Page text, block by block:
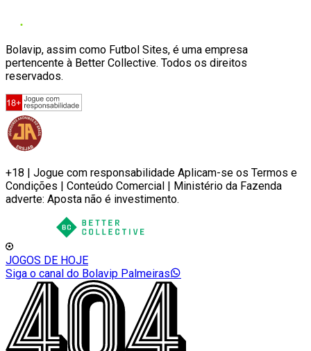
Bolavip, assim como Futbol Sites, é uma empresa
pertencente à Better Collective. Todos os direitos
reservados.
+18 | Jogue com responsabilidade Aplicam-se os Termos e
Condições | Conteúdo Comercial | Ministério da Fazenda
adverte: Aposta não é investimento.
JOGOS DE HOJE
Siga o canal do Bolavip Palmeiras